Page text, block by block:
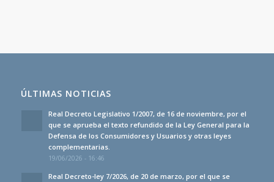
ÚLTIMAS NOTICIAS
Real Decreto Legislativo 1/2007, de 16 de noviembre, por el
que se aprueba el texto refundido de la Ley General para la
Defensa de los Consumidores y Usuarios y otras leyes
complementarias.
19/06/2026 - 16:46
Real Decreto-ley 7/2026, de 20 de marzo, por el que se